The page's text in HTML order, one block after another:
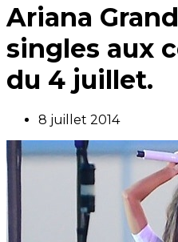
Ariana
singles aux
du 4 juillet.
8 juillet 2014